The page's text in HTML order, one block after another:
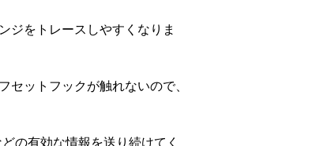
ジをトレースしやすくなりま
ットフックが触れないので、
の有効な情報を送り続けてく